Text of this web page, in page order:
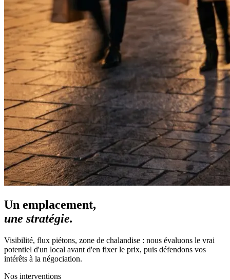
Un emplacement,
une stratégie.
Visibilité, flux piétons, zone de chalandise : nous évaluons le vrai
potentiel d'un local avant d'en fixer le prix, puis défendons vos
intérêts à la négociation.
Nos interventions